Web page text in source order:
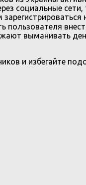
социальные
пользователя
выманивать
и избегайте